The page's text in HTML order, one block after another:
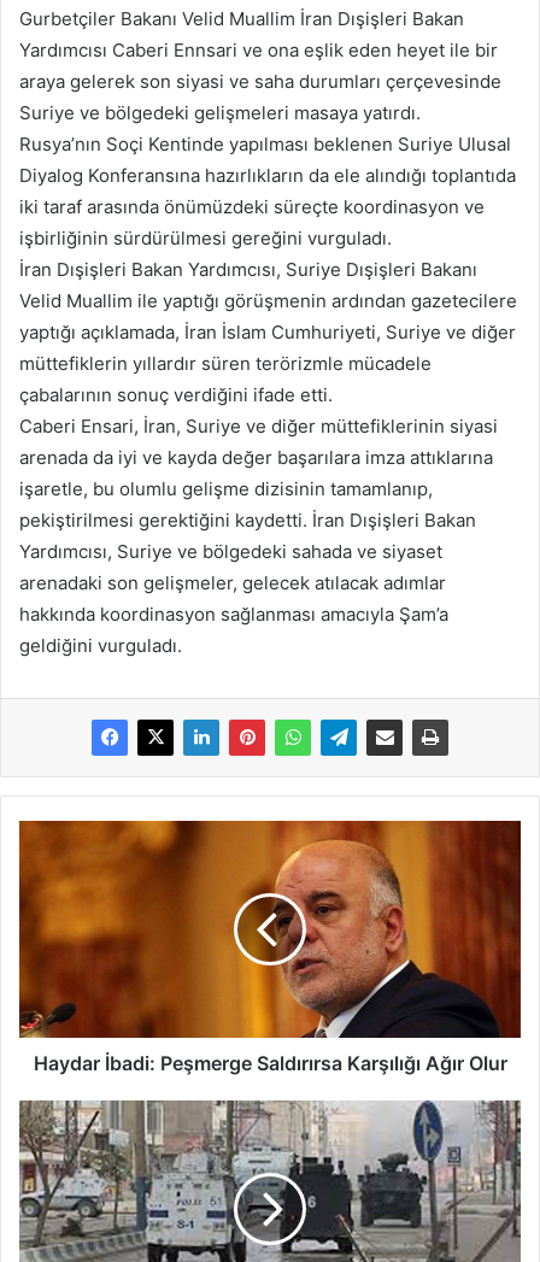
Gurbetçiler Bakanı Velid Muallim İran Dışişleri Bakan
Yardımcısı Caberi Ennsari ve ona eşlik eden heyet ile bir
araya gelerek son siyasi ve saha durumları çerçevesinde
Suriye ve bölgedeki gelişmeleri masaya yatırdı.
Rusya’nın Soçi Kentinde yapılması beklenen Suriye Ulusal
Diyalog Konferansına hazırlıkların da ele alındığı toplantıda
iki taraf arasında önümüzdeki süreçte koordinasyon ve
işbirliğinin sürdürülmesi gereğini vurguladı.
İran Dışişleri Bakan Yardımcısı, Suriye Dışişleri Bakanı
Velid Muallim ile yaptığı görüşmenin ardından gazetecilere
yaptığı açıklamada, İran İslam Cumhuriyeti, Suriye ve diğer
müttefiklerin yıllardır süren terörizmle mücadele
çabalarının sonuç verdiğini ifade etti.
Caberi Ensari, İran, Suriye ve diğer müttefiklerinin siyasi
arenada da iyi ve kayda değer başarılara imza attıklarına
işaretle, bu olumlu gelişme dizisinin tamamlanıp,
pekiştirilmesi gerektiğini kaydetti. İran Dışişleri Bakan
Yardımcısı, Suriye ve bölgedeki sahada ve siyaset
arenadaki son gelişmeler, gelecek atılacak adımlar
hakkında koordinasyon sağlanması amacıyla Şam’a
geldiğini vurguladı.
Haydar İbadi: Peşmerge Saldırırsa Karşılığı Ağır Olur